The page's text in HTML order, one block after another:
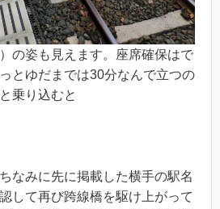
の姿も見えます。座席確保はで
とゆだまでは30分なんで立つの
乗り込むと
なみに先に掲載した横手の駅名
して再び跨線橋を駆け上がって